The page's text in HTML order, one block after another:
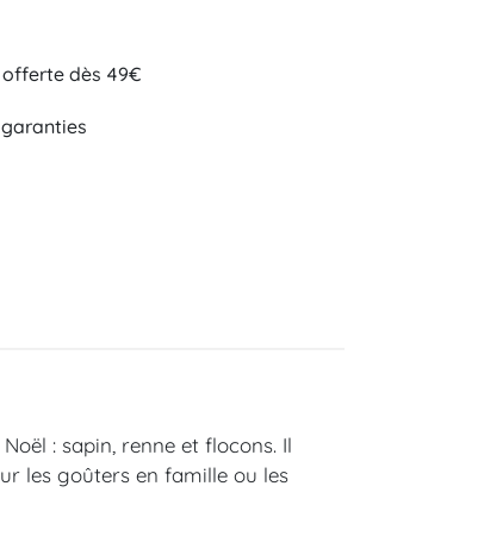
dès 49€
: sapin, renne et flocons. Il
les goûters en famille ou les